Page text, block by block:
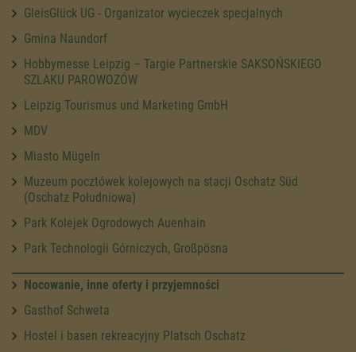
GleisGlück UG - Organizator wycieczek specjalnych
Gmina Naundorf
Hobbymesse Leipzig – Targie Partnerskie SAKSOŃSKIEGO
SZLAKU PAROWOZÓW
Leipzig Tourismus und Marketing GmbH
MDV
Miasto Mügeln
Muzeum pocztówek kolejowych na stacji Oschatz Süd
(Oschatz Południowa)
Park Kolejek Ogrodowych Auenhain
Park Technologii Górniczych, Großpösna
Nocowanie, inne oferty i przyjemności
Gasthof Schweta
Hostel i basen rekreacyjny Platsch Oschatz